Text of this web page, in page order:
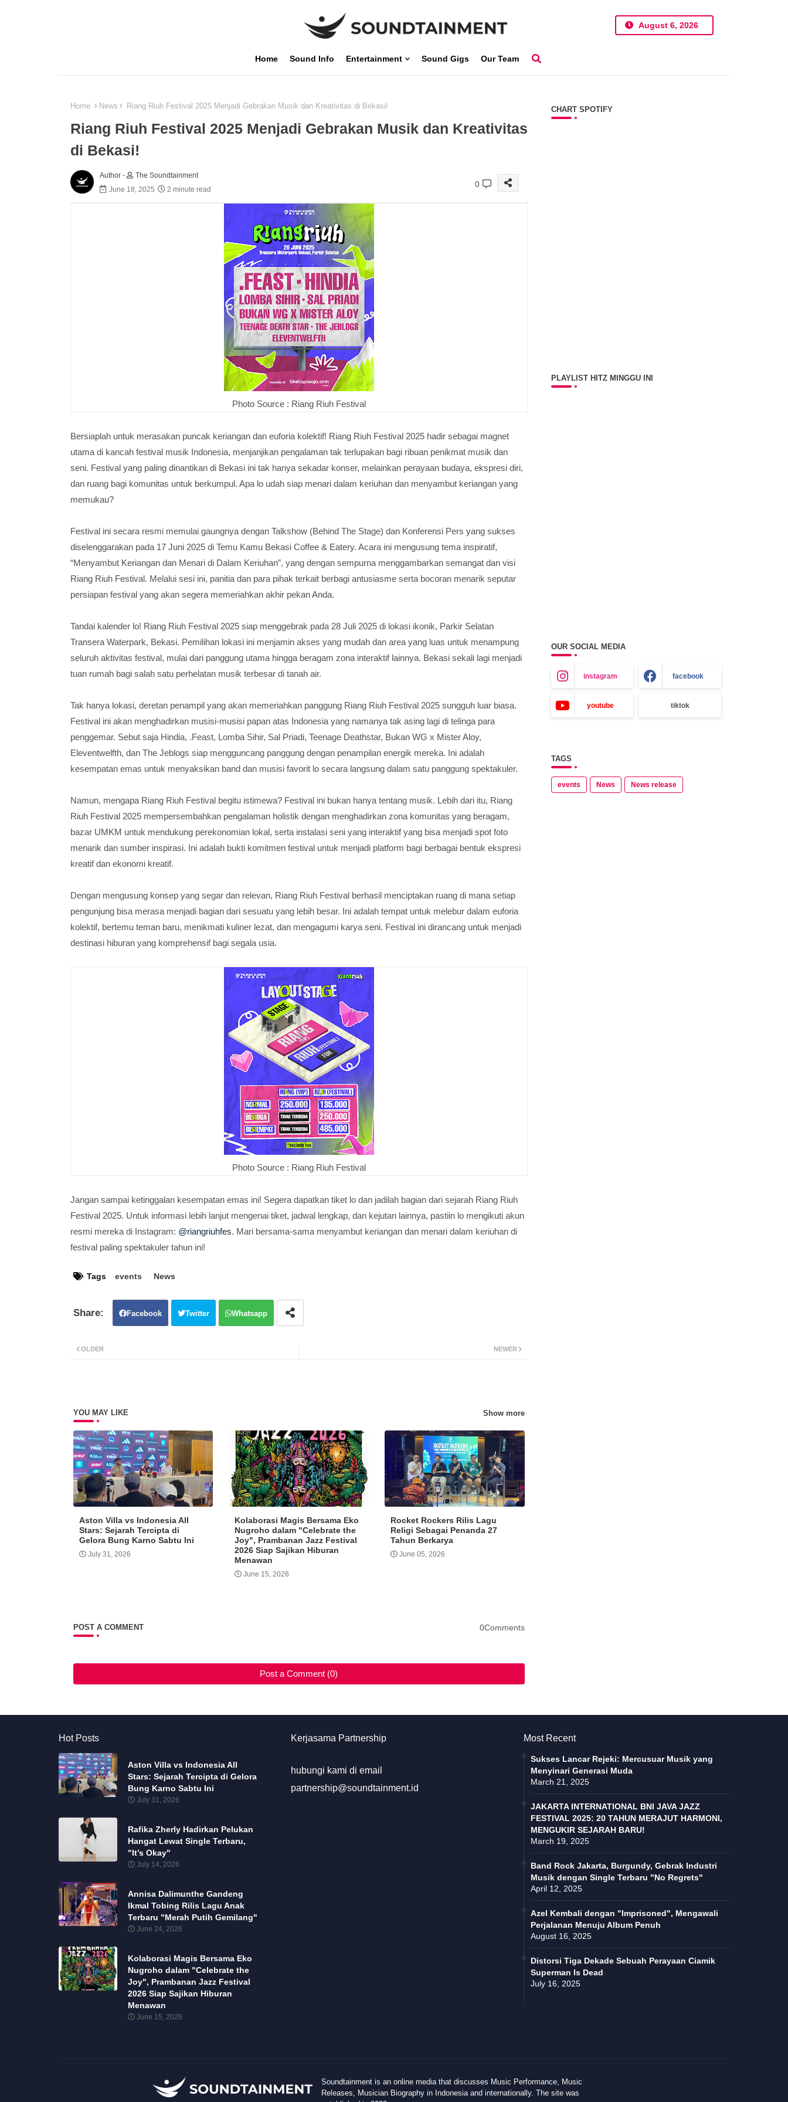
August 6, 2026
Home Sound Info Entertainment Sound Gigs Our Team
Home News Riang Riuh Festival 2025 Menjadi Gebrakan Musik dan Kreativitas di Bekasi!
Riang Riuh Festival 2025 Menjadi Gebrakan Musik dan Kreativitas
di Bekasi!
Author -
The Soundtainment
June 18, 2025
2 minute read
0
Photo Source : Riang Riuh Festival
Bersiaplah untuk merasakan puncak keriangan dan euforia kolektif! Riang Riuh Festival 2025 hadir sebagai magnet
utama di kancah festival musik Indonesia, menjanjikan pengalaman tak terlupakan bagi ribuan penikmat musik dan
seni. Festival yang paling dinantikan di Bekasi ini tak hanya sekadar konser, melainkan perayaan budaya, ekspresi diri,
dan ruang bagi komunitas untuk berkumpul. Apa lo udah siap menari dalam keriuhan dan menyambut keriangan yang
memukau?
Festival ini secara resmi memulai gaungnya dengan Talkshow (Behind The Stage) dan Konferensi Pers yang sukses
diselenggarakan pada 17 Juni 2025 di Temu Kamu Bekasi Coffee & Eatery. Acara ini mengusung tema inspiratif,
“Menyambut Keriangan dan Menari di Dalam Keriuhan”, yang dengan sempurna menggambarkan semangat dan visi
Riang Riuh Festival. Melalui sesi ini, panitia dan para pihak terkait berbagi antusiasme serta bocoran menarik seputar
persiapan festival yang akan segera memeriahkan akhir pekan Anda.
Tandai kalender lo! Riang Riuh Festival 2025 siap menggebrak pada 28 Juli 2025 di lokasi ikonik, Parkir Selatan
Transera Waterpark, Bekasi. Pemilihan lokasi ini menjamin akses yang mudah dan area yang luas untuk menampung
seluruh aktivitas festival, mulai dari panggung utama hingga beragam zona interaktif lainnya. Bekasi sekali lagi menjadi
tuan rumah bagi salah satu perhelatan musik terbesar di tanah air.
Tak hanya lokasi, deretan penampil yang akan memeriahkan panggung Riang Riuh Festival 2025 sungguh luar biasa.
Festival ini akan menghadirkan musisi-musisi papan atas Indonesia yang namanya tak asing lagi di telinga para
penggemar. Sebut saja Hindia, .Feast, Lomba Sihir, Sal Priadi, Teenage Deathstar, Bukan WG x Mister Aloy,
Eleventwelfth, dan The Jeblogs siap mengguncang panggung dengan penampilan energik mereka. Ini adalah
kesempatan emas untuk menyaksikan band dan musisi favorit lo secara langsung dalam satu panggung spektakuler.
Namun, mengapa Riang Riuh Festival begitu istimewa? Festival ini bukan hanya tentang musik. Lebih dari itu, Riang
Riuh Festival 2025 mempersembahkan pengalaman holistik dengan menghadirkan zona komunitas yang beragam,
bazar UMKM untuk mendukung perekonomian lokal, serta instalasi seni yang interaktif yang bisa menjadi spot foto
menarik dan sumber inspirasi. Ini adalah bukti komitmen festival untuk menjadi platform bagi berbagai bentuk ekspresi
kreatif dan ekonomi kreatif.
Dengan mengusung konsep yang segar dan relevan, Riang Riuh Festival berhasil menciptakan ruang di mana setiap
pengunjung bisa merasa menjadi bagian dari sesuatu yang lebih besar. Ini adalah tempat untuk melebur dalam euforia
kolektif, bertemu teman baru, menikmati kuliner lezat, dan mengagumi karya seni. Festival ini dirancang untuk menjadi
destinasi hiburan yang komprehensif bagi segala usia.
Photo Source : Riang Riuh Festival
Jangan sampai ketinggalan kesempatan emas ini! Segera dapatkan tiket lo dan jadilah bagian dari sejarah Riang Riuh
Festival 2025. Untuk informasi lebih lanjut mengenai tiket, jadwal lengkap, dan kejutan lainnya, pastiin lo mengikuti akun
resmi mereka di Instagram: @riangriuhfes. Mari bersama-sama menyambut keriangan dan menari dalam keriuhan di
festival paling spektakuler tahun ini!
Tags events News
Facebook Twitter Whatsapp
NEWER
OLDER
YOU MAY LIKE Show more
Aston Villa vs Indonesia All
Stars: Sejarah Tercipta di
Gelora Bung Karno Sabtu Ini
July 31, 2026
Kolaborasi Magis Bersama Eko
Nugroho dalam "Celebrate the
Joy", Prambanan Jazz Festival
2026 Siap Sajikan Hiburan
Menawan
June 15, 2026
Rocket Rockers Rilis Lagu
Religi Sebagai Penanda 27
Tahun Berkarya
June 05, 2026
POST A COMMENT 0Comments
Post a Comment (0)
CHART SPOTIFY
PLAYLIST HITZ MINGGU INI
OUR SOCIAL MEDIA
instagram facebook
youtube tiktok
TAGS
events News News release
Hot Posts
Aston Villa vs Indonesia All
Stars: Sejarah Tercipta di Gelora
Bung Karno Sabtu Ini
July 31, 2026
Rafika Zherly Hadirkan Pelukan
Hangat Lewat Single Terbaru,
"It’s Okay"
July 14, 2026
Annisa Dalimunthe Gandeng
Ikmal Tobing Rilis Lagu Anak
Terbaru "Merah Putih Gemilang"
June 24, 2026
Kolaborasi Magis Bersama Eko
Nugroho dalam "Celebrate the
Joy", Prambanan Jazz Festival
2026 Siap Sajikan Hiburan
Menawan
June 15, 2026
Kerjasama Partnership
hubungi kami di email
partnership@soundtainment.id
Most Recent
Sukses Lancar Rejeki: Mercusuar Musik yang
Menyinari Generasi Muda
March 21, 2025
JAKARTA INTERNATIONAL BNI JAVA JAZZ
FESTIVAL 2025: 20 TAHUN MERAJUT HARMONI,
MENGUKIR SEJARAH BARU!
March 19, 2025
Band Rock Jakarta, Burgundy, Gebrak Industri
Musik dengan Single Terbaru "No Regrets"
April 12, 2025
Azel Kembali dengan "Imprisoned", Mengawali
Perjalanan Menuju Album Penuh
August 16, 2025
Distorsi Tiga Dekade Sebuah Perayaan Ciamik
Superman Is Dead
July 16, 2025
Soundtainment is an online media that discusses Music Performance, Music
Releases, Musician Biography in Indonesia and internationally. The site was